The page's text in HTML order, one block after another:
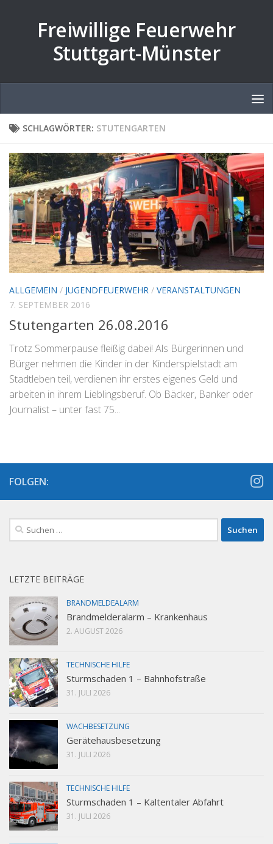
Freiwillige Feuerwehr
Stuttgart-Münster
SCHLAGWÖRTER: STUTENGARTEN
ALLGEMEIN / JUGENDFEUERWEHR / VERANSTALTUNGEN
7. SEPTEMBER 2016
Stutengarten 26.08.2016
Trotz Sommerpause fleißig dabei! Als Bürgerinnen und
Bürger nehmen die Kinder in der Kinderspielstadt am
Stadtleben teil, verdienen ihr erstes eigenes Geld und
arbeiten in ihrem Lieblingsberuf. Ob Bäcker, Banker oder
Journalist – unter fast 75...
FOLGEN:
Suchen
nach:
LETZTE BEITRÄGE
BRANDMELDEALARM
Brandmelderalarm – Krankenhaus
2. AUGUST 2026
TECHNISCHE HILFE
Sturmschaden 1 – Bahnhofstraße
31. JULI 2026
WACHBESETZUNG
Gerätehausbesetzung
31. JULI 2026
TECHNISCHE HILFE
Sturmschaden 1 – Kaltentaler Abfahrt
31. JULI 2026